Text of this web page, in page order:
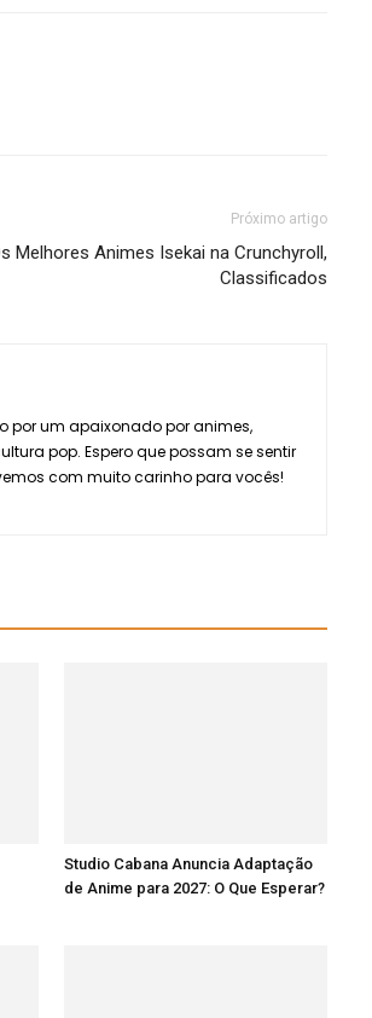
Próximo artigo
Melhores Animes Isekai na Crunchyroll,
Classificados
por um apaixonado por animes,
pop. Espero que possam se sentir
com muito carinho para vocês!
Studio Cabana Anuncia Adaptação
de Anime para 2027: O Que Esperar?